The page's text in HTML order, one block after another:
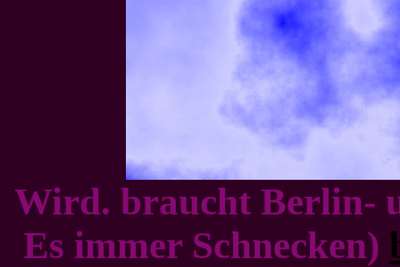
Wird. braucht Berlin-
Es immer Schnecken)